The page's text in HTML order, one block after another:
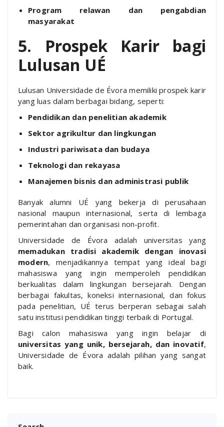
Program relawan dan pengabdian
masyarakat
5. Prospek Karir bagi
Lulusan UÉ
Lulusan Universidade de Évora memiliki prospek karir
yang luas dalam berbagai bidang, seperti:
Pendidikan dan penelitian akademik
Sektor agrikultur dan lingkungan
Industri pariwisata dan budaya
Teknologi dan rekayasa
Manajemen bisnis dan administrasi publik
Banyak alumni UÉ yang bekerja di perusahaan
nasional maupun internasional, serta di lembaga
pemerintahan dan organisasi non-profit.
Universidade de Évora adalah universitas yang
memadukan tradisi akademik dengan inovasi
modern, menjadikannya tempat yang ideal bagi
mahasiswa yang ingin memperoleh pendidikan
berkualitas dalam lingkungan bersejarah. Dengan
berbagai fakultas, koneksi internasional, dan fokus
pada penelitian, UÉ terus berperan sebagai salah
satu institusi pendidikan tinggi terbaik di Portugal.
Bagi calon mahasiswa yang ingin belajar di
universitas yang unik, bersejarah, dan inovatif,
Universidade de Évora adalah pilihan yang sangat
baik.